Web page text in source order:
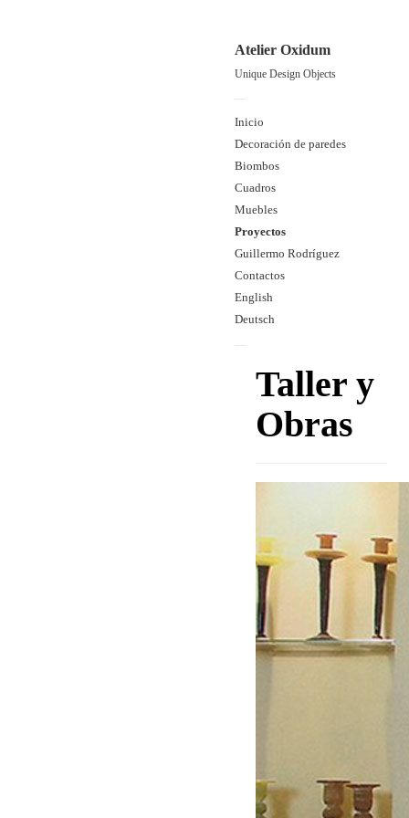
Atelier Oxidum
Unique Design Objects
Inicio
Decoración de paredes
Biombos
Cuadros
Muebles
Proyectos
Guillermo Rodríguez
Contactos
English
Deutsch
Taller y
Obras